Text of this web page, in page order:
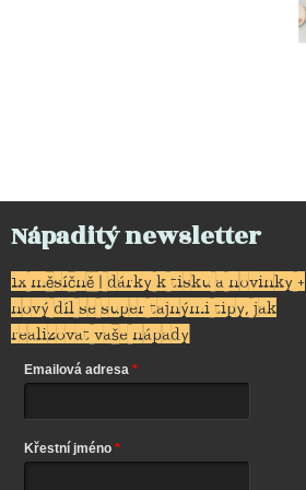
Nápaditý newsletter
1x měsíčně | dárky k tisku a novinky +
nový díl se super tajnými tipy, jak
realizovat vaše nápady
Emailová adresa
Křestní jméno